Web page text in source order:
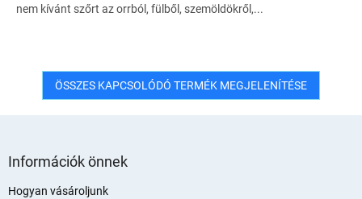
nem kívánt szőrt az orrból, fülből, szemöldökről,...
ÖSSZES KAPCSOLÓDÓ TERMÉK MEGJELENÍTÉSE
Információk önnek
Hogyan vásároljunk